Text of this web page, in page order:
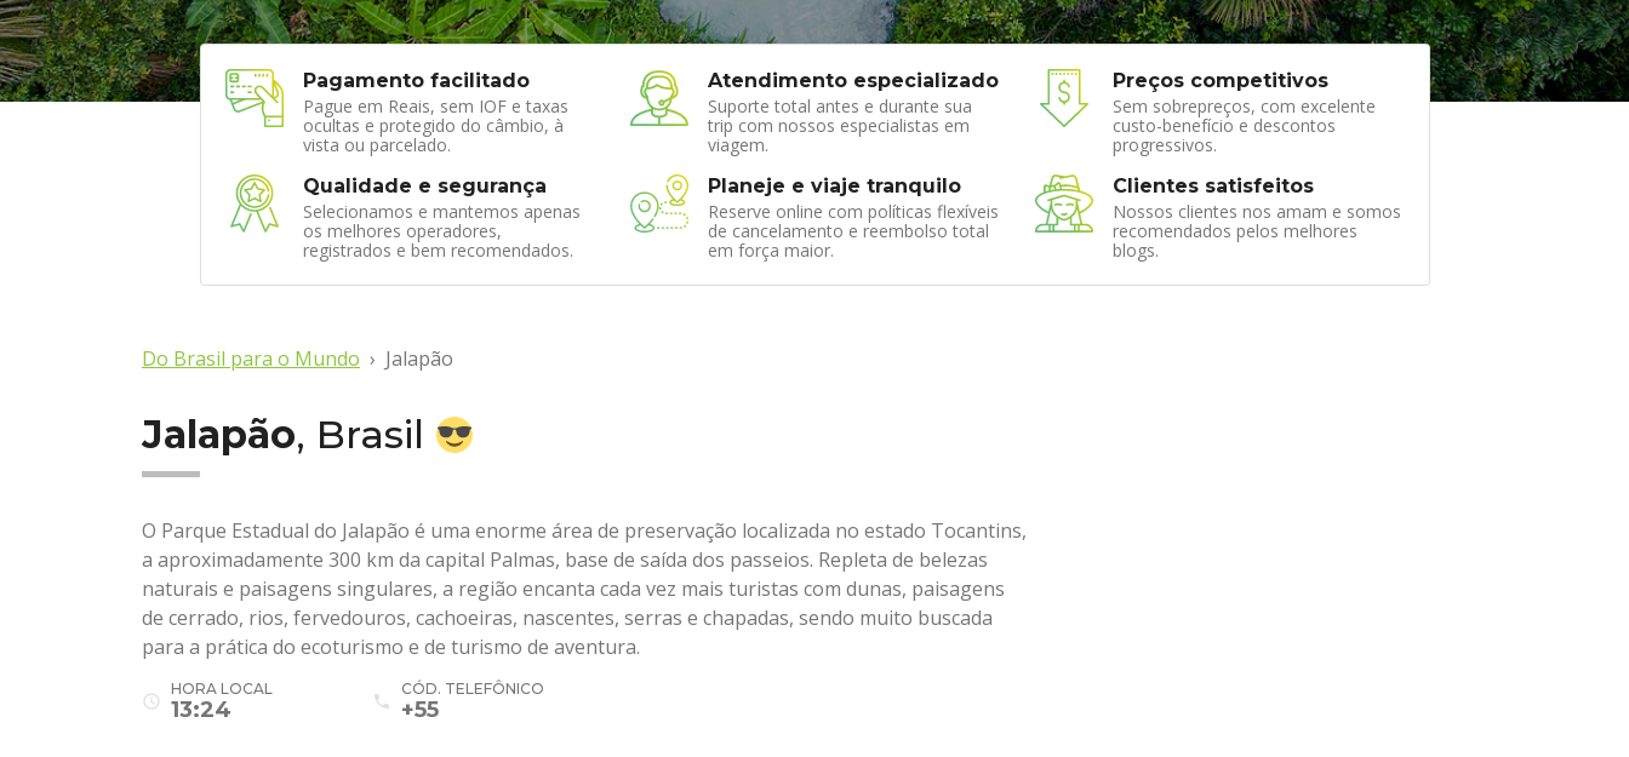
Pagamento facilitado
Pague em Reais, sem IOF e taxas
ocultas e protegido do câmbio, à
vista ou parcelado.
Atendimento especializado
Suporte total antes e durante sua
trip com nossos especialistas em
viagem.
Preços competitivos
Sem sobrepreços, com excelente
custo-benefício e descontos
progressivos.
Qualidade e segurança
Selecionamos e mantemos apenas
os melhores operadores,
registrados e bem recomendados.
Planeje e viaje tranquilo
Reserve online com políticas flexíveis
de cancelamento e reembolso total
em força maior.
Clientes satisfeitos
Nossos clientes nos amam e somos
recomendados pelos melhores
blogs.
Do Brasil para o Mundo Jalapão
Jalapão, Brasil
O Parque Estadual do Jalapão é uma enorme área de preservação localizada no estado Tocantins,
a aproximadamente 300 km da capital Palmas, base de saída dos passeios. Repleta de belezas
naturais e paisagens singulares, a região encanta cada vez mais turistas com dunas, paisagens
de cerrado, rios, fervedouros, cachoeiras, nascentes, serras e chapadas, sendo muito buscada
para a prática do ecoturismo e de turismo de aventura.
access_time
HORA LOCAL
13:24 phone
CÓD. TELEFÔNICO
+55